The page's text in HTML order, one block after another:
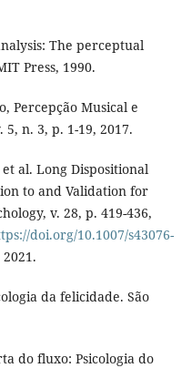
The perceptual
Press, 1990.
Percepção Musical e
n. 3, p. 1-19, 2017.
et al. Long Dispositional
to and Validation for
v. 28, p. 419-436,
doi.org/10.1007/s43076-
da felicidade. São
do fluxo: Psicologia do